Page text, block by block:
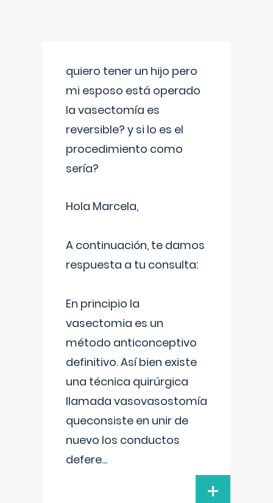
quiero tener un hijo pero
mi esposo está operado
la vasectomía es
reversible? y si lo es el
procedimiento como
sería?
Hola Marcela,
A continuación, te damos
respuesta a tu consulta:
En principio la
vasectomia es un
método anticonceptivo
definitivo. Así bien existe
una técnica quirúrgica
llamada vasovasostomía
queconsiste en unir de
nuevo los conductos
defere...
+